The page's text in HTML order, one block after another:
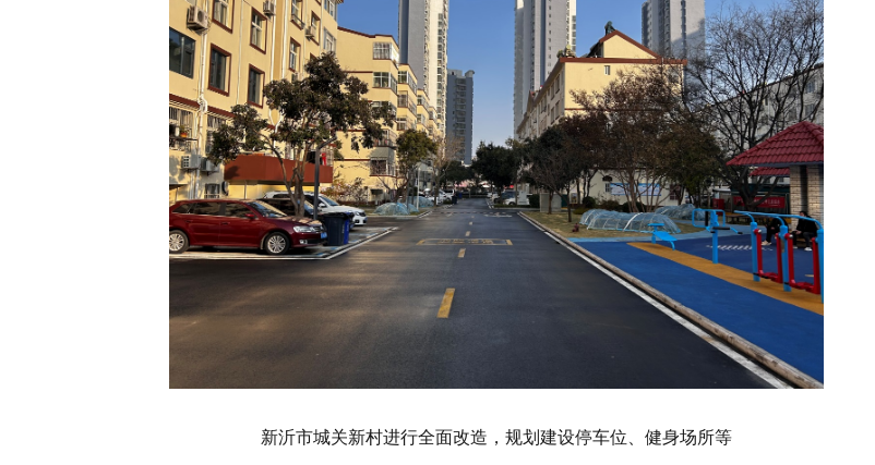
新沂市城关新村进行全面改造，规划建设停车位、健身场所等